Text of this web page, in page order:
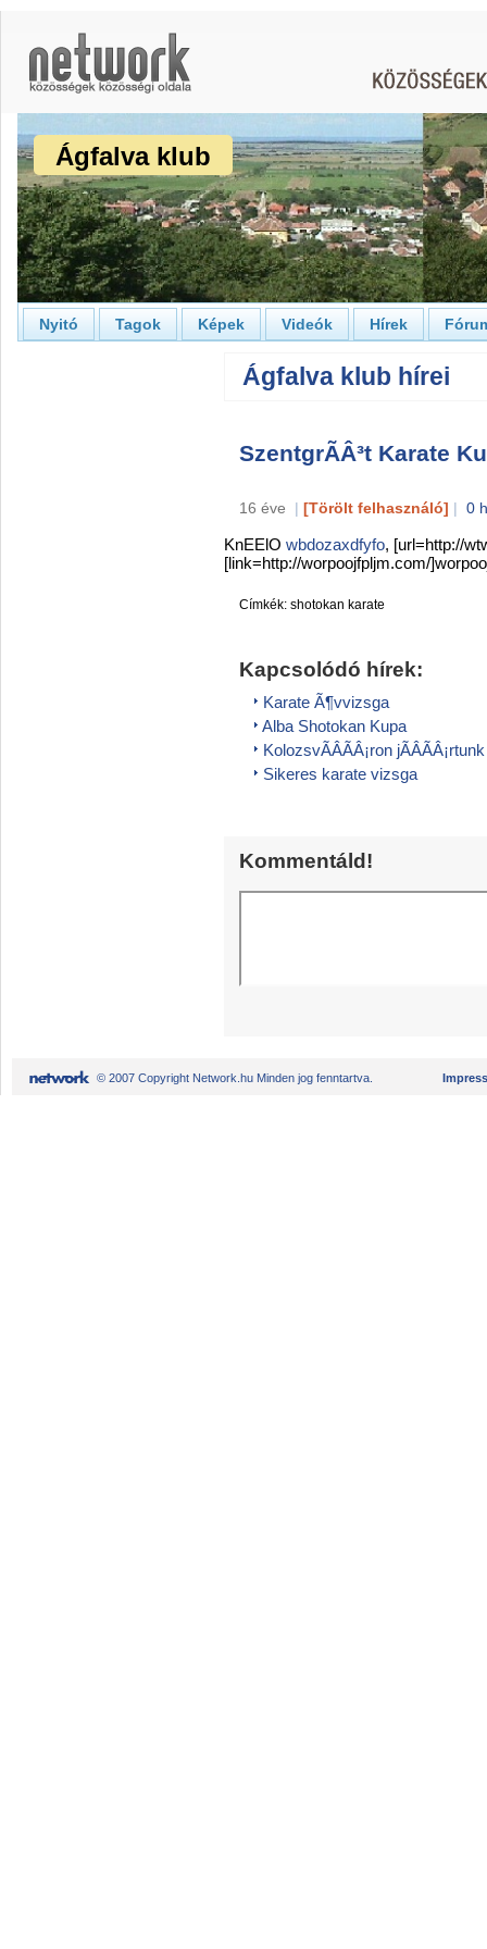
Ágfalva klub
Nyitó Tagok Képek Videók Hírek
Ágfalva klub hírei
SzentgrÃÂ³t Karate
16 éve | [Törölt felhasználó] | 0
KnEElO wbdozaxdfyfo, [url=http://
[link=http://worpoojfpljm.com/
Címkék: shotokan karate
Kapcsolódó hírek:
Karate Ã¶vvizsga
Alba Shotokan Kupa
KolozsvÃÂÃÂ¡ron jÃÂÃÂ¡rtunk
Sikeres karate vizsga
Kommentáld!
© 2007 Copyright Network.hu Minden jog fenntartva.